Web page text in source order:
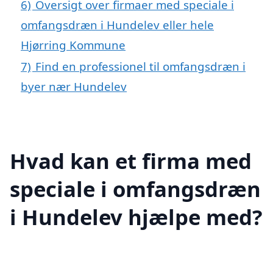
6) Oversigt over firmaer med speciale i
omfangsdræn i Hundelev eller hele
Hjørring Kommune
7) Find en professionel til omfangsdræn i
byer nær Hundelev
Hvad kan et firma med
speciale i omfangsdræn
i Hundelev hjælpe med?